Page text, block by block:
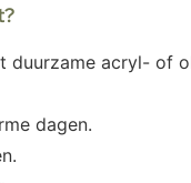
duurzame acryl- of
dagen.